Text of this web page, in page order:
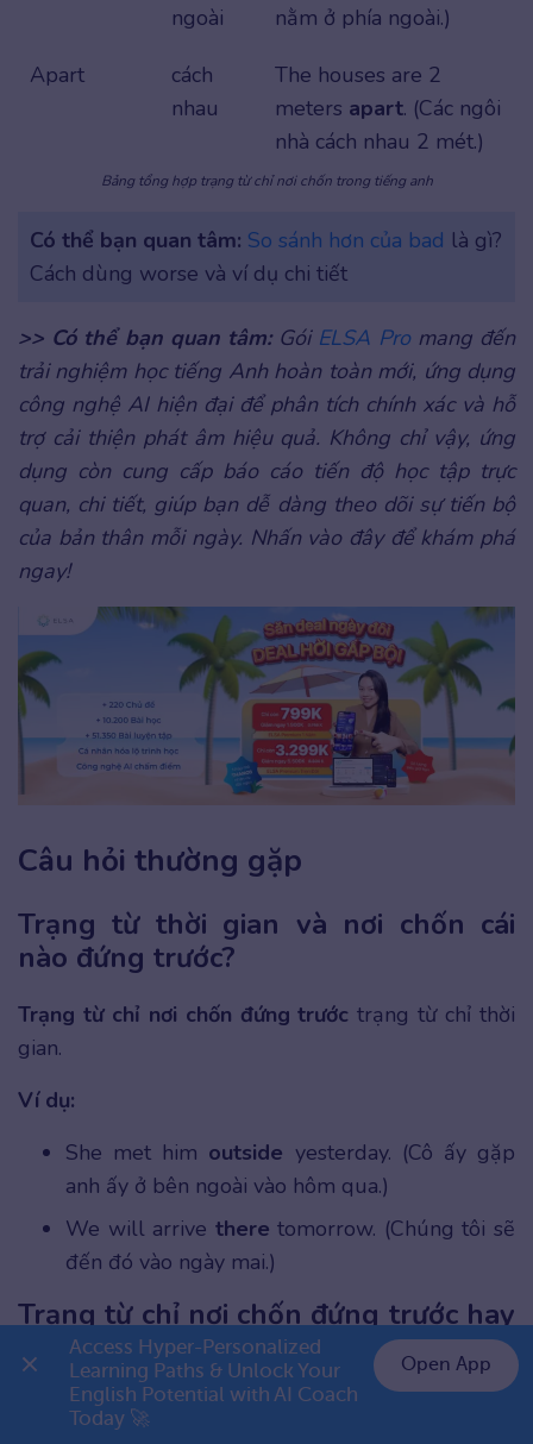
ngoài
nằm ở phía ngoài.)
Apart
cách
nhau
The houses are 2
meters apart. (Các ngôi
nhà cách nhau 2 mét.)
Bảng tổng hợp trạng từ chỉ nơi chốn trong tiếng anh
Có thể bạn quan tâm: So sánh hơn của bad là gì?
Cách dùng worse và ví dụ chi tiết
>> Có thể bạn quan tâm: Gói ELSA Promang đến
trải nghiệm học tiếng Anh hoàn toàn mới, ứng dụng
công nghệ AI hiện đại để phân tích chính xác và hỗ
trợ cải thiện phát âm hiệu quả. Không chỉ vậy, ứng
dụng còn cung cấp báo cáo tiến độ học tập trực
quan, chi tiết, giúp bạn dễ dàng theo dõi sự tiến bộ
của bản thân mỗi ngày. Nhấn vào đây để khám phá
ngay!
Câu hỏi thường gặp
Trạng từ thời gian và nơi chốn cái
nào đứng trước?
Trạng từ chỉ nơi chốn đứng trước trạng từ chỉ thời
gian.
Ví dụ:
She met him outside yesterday. (Cô ấy gặp
anh ấy ở bên ngoài vào hôm qua.)
We will arrive theretomorrow. (Chúng tôi sẽ
đến đó vào ngày mai.)
Trạng từ chỉ nơi chốn đứng trước hay
sau by?
Trạng từ chỉ nơi chốnđứng trước “by”
👉 Premium 1 năm chỉ 799K
Access Hyper-Personalized
Learning Paths & Unlock Your
English Potential with AI Coach
Today 🚀
Open App